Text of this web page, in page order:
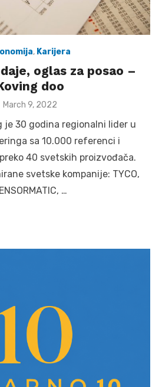
, Karijera
oglas za posao –
doo
Posted
March 9, 2022
je 30 godina regionalni lider u
sa 10.000 referenci i
40 svetskih proizvođača.
svetske kompanije: TYCO,
…